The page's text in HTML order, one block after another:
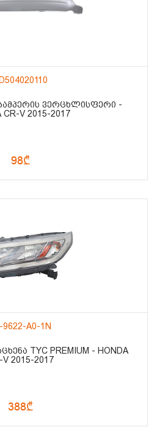
ᲕᲔᲠᲪᲮᲚᲘᲡᲤᲔᲠᲘ -
CR-V 2015-2017
98₾
9622-A0-1N
TYC PREMIUM - HONDA
V 2015-2017
388₾